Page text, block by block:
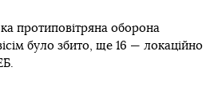
протиповітряна оборона
було збито, ще 16 — локаційно